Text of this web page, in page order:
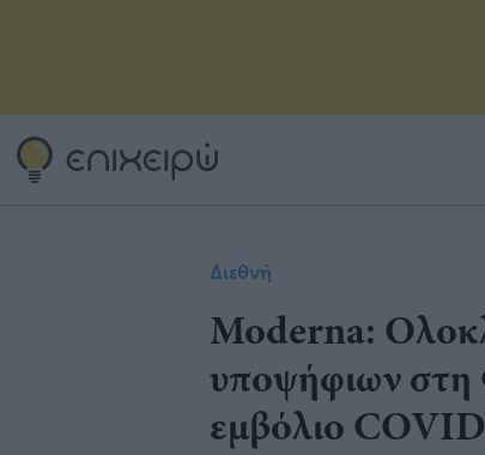
Διεθνή
Moderna:
υποψήφιων στη
εμβόλιο